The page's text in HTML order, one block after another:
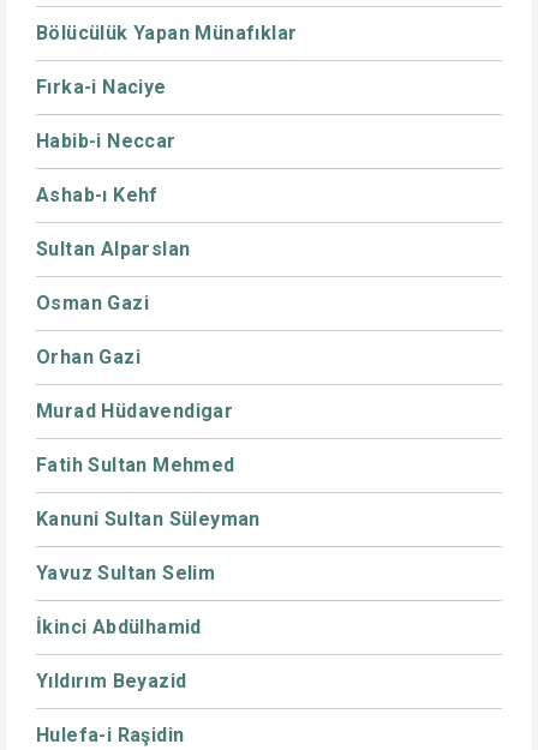
Bölücülük Yapan Münafıklar
Fırka-i Naciye
Habib-i Neccar
Ashab-ı Kehf
Sultan Alparslan
Osman Gazi
Orhan Gazi
Murad Hüdavendigar
Fatih Sultan Mehmed
Kanuni Sultan Süleyman
Yavuz Sultan Selim
İkinci Abdülhamid
Yıldırım Beyazid
Hulefa-i Raşidin